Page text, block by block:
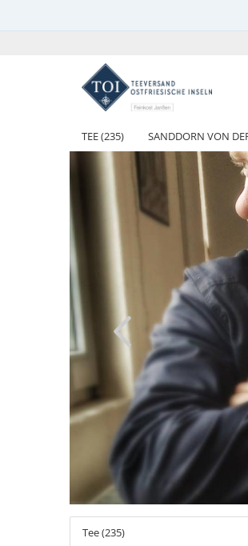
TEE (235) SANDDORN VON
Tee (235)